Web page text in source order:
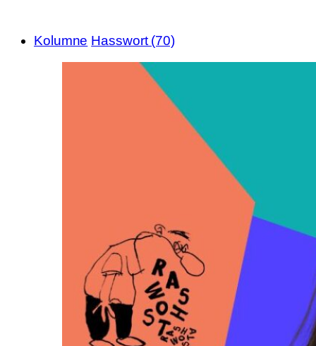
Kolumne Hasswort (70)